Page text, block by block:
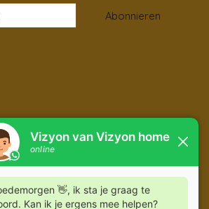
Abonnieren